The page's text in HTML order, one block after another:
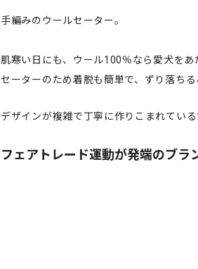
手編みのウールセーター。
肌寒い日にも、ウール100％なら愛犬をあ
セーターのため着脱も簡単で、ずり落ちる
デザインが複雑で丁寧に作りこまれてい
フェアトレード運動が発端のブ